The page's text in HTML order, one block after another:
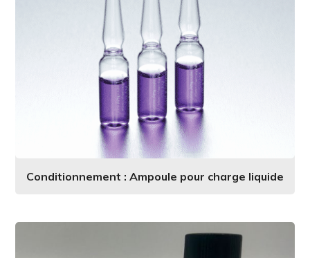
Conditionnement : Ampoule pour charge liquide